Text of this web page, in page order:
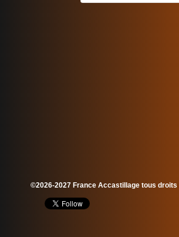
©2026-2027 France Accastillage tous